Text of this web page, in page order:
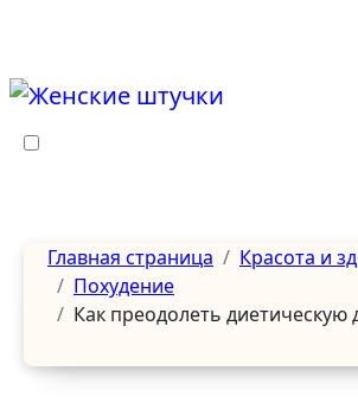
Главная страница
Красота и
Похудение
Как преодолеть диетическую